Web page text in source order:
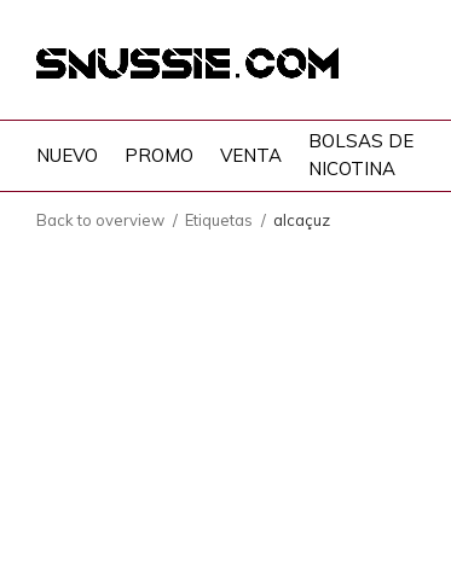
NUEVO PROMO VENTA
BOLSAS DE
NICOTINA
Back to overview Etiquetas alcaçuz